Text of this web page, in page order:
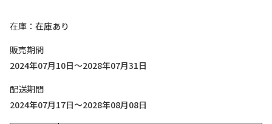
在庫
在庫あり
販売期間
2024年07月10日～2028年07月31日
配送期間
2024年07月17日～2028年08月08日